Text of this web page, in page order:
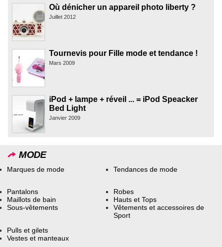
Où dénicher un appareil photo liberty ?
Juillet 2012
Tournevis pour Fille mode et tendance !
Mars 2009
iPod + lampe + réveil ... = iPod Speacker
Bed Light
Janvier 2009
MODE
Marques de mode Tendances de mode
Pantalons
Maillots de bain
Sous-vêtements
Robes
Hauts et Tops
Vêtements et accessoires de
Sport
Pulls et gilets
Vestes et manteaux